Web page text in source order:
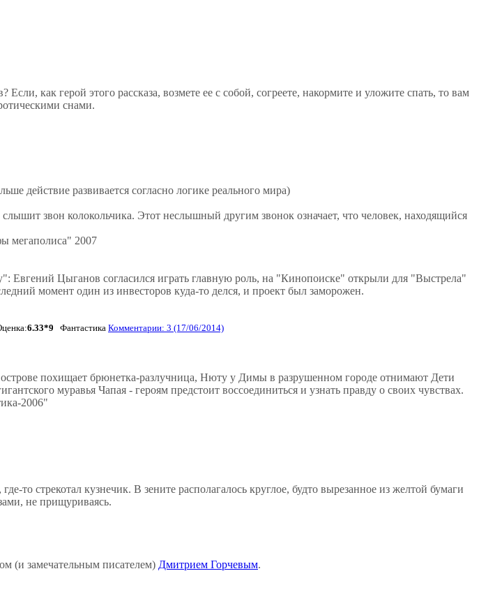
как герой этого рассказа, возмете ее с собой, согреете, накормите и уложите спать, то вам
снами.
действие развивается согласно логике реального мира)
звон колокольчика. Этот неслышный другим звонок означает, что человек, находящийся
мегаполиса" 2007
Цыганов согласился играть главную роль, на "Кинопоиске" открыли для "Выстрелa"
момент один из инвесторов куда-то делся, и проект был заморожен.
6.33*9 Фантастика Комментарии: 3 (17/06/2014)
похищает брюнетка-разлучница, Нюту у Димы в разрушенном городе отнимают Дети
муравья Чапая - героям предстоит воссоединиться и узнать правду о своих чувствах.
2006"
то стрекотал кузнечик. В зените располагалось круглое, будто вырезанное из желтой бумаги
не прищуриваясь.
(и замечательным писателем) Дмитрием Горчевым.